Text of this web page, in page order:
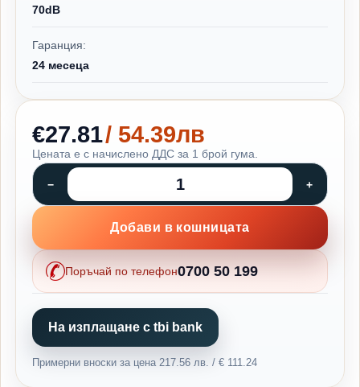
70dB
Гаранция:
24 месеца
€27.81/ 54.39лв
Цената е с начислено ДДС за 1 брой гума.
Добави в кошницата
Поръчай по телефон0700 50 199
На изплащане с tbi bank
Примерни вноски за цена 217.56 лв. / € 111.24